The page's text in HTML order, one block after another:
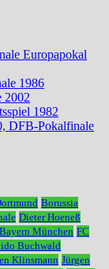
Europapokal
1986
2002
1982
DFB-Pokalfinale
Borussia
Dieter Hoeneß
München FC
Buchwald
Klinsmann Jürgen